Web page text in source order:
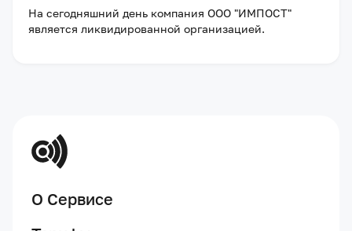
На сегодняшний день компания ООО "ИМПОСТ"
является ликвидированной организацией.
О Сервисе